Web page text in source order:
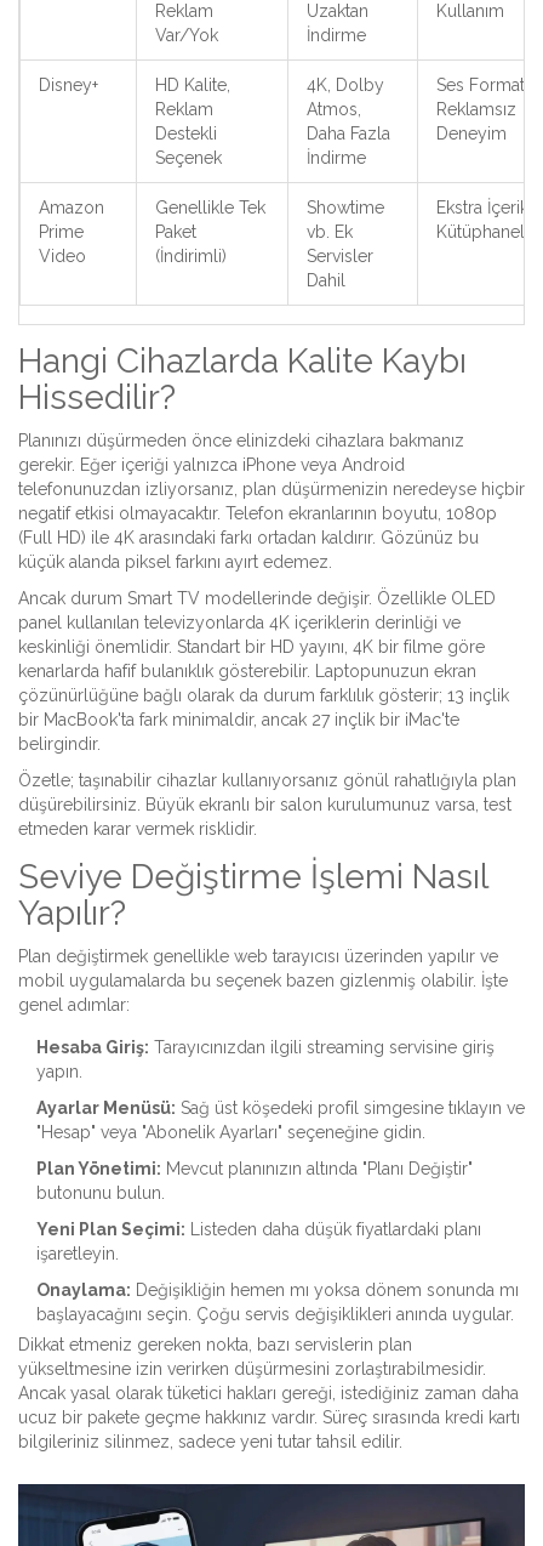
Reklam
Var/Yok
Uzaktan
İndirme
Kullanım
Disney+
HD Kalite,
Reklam
Destekli
Seçenek
4K, Dolby
Atmos,
Daha Fazla
İndirme
Ses Formatı,
Reklamsız
Deneyim
Amazon
Prime
Video
Genellikle Tek
Paket
(İndirimli)
Showtime
vb. Ek
Servisler
Dahil
Ekstra İçerik
Kütüphaneleri
Hangi Cihazlarda Kalite Kaybı
Hissedilir?
Planınızı düşürmeden önce elinizdeki cihazlara bakmanız
gerekir. Eğer içeriği yalnızca iPhone veya Android
telefonunuzdan izliyorsanız, plan düşürmenizin neredeyse hiçbir
negatif etkisi olmayacaktır. Telefon ekranlarının boyutu, 1080p
(Full HD) ile 4K arasındaki farkı ortadan kaldırır. Gözünüz bu
küçük alanda piksel farkını ayırt edemez.
Ancak durum Smart TV modellerinde değişir. Özellikle OLED
panel kullanılan televizyonlarda 4K içeriklerin derinliği ve
keskinliği önemlidir. Standart bir HD yayını, 4K bir filme göre
kenarlarda hafif bulanıklık gösterebilir. Laptopunuzun ekran
çözünürlüğüne bağlı olarak da durum farklılık gösterir; 13 inçlik
bir MacBook'ta fark minimaldir, ancak 27 inçlik bir iMac'te
belirgindir.
Özetle; taşınabilir cihazlar kullanıyorsanız gönül rahatlığıyla plan
düşürebilirsiniz. Büyük ekranlı bir salon kurulumunuz varsa, test
etmeden karar vermek risklidir.
Seviye Değiştirme İşlemi Nasıl
Yapılır?
Plan değiştirmek genellikle web tarayıcısı üzerinden yapılır ve
mobil uygulamalarda bu seçenek bazen gizlenmiş olabilir. İşte
genel adımlar:
Hesaba Giriş: Tarayıcınızdan ilgili streaming servisine giriş
yapın.
Ayarlar Menüsü: Sağ üst köşedeki profil simgesine tıklayın ve
"Hesap" veya "Abonelik Ayarları" seçeneğine gidin.
Plan Yönetimi: Mevcut planınızın altında "Planı Değiştir"
butonunu bulun.
Yeni Plan Seçimi: Listeden daha düşük fiyatlardaki planı
işaretleyin.
Onaylama: Değişikliğin hemen mı yoksa dönem sonunda mı
başlayacağını seçin. Çoğu servis değişiklikleri anında uygular.
Dikkat etmeniz gereken nokta, bazı servislerin plan
yükseltmesine izin verirken düşürmesini zorlaştırabilmesidir.
Ancak yasal olarak tüketici hakları gereği, istediğiniz zaman daha
ucuz bir pakete geçme hakkınız vardır. Süreç sırasında kredi kartı
bilgileriniz silinmez, sadece yeni tutar tahsil edilir.